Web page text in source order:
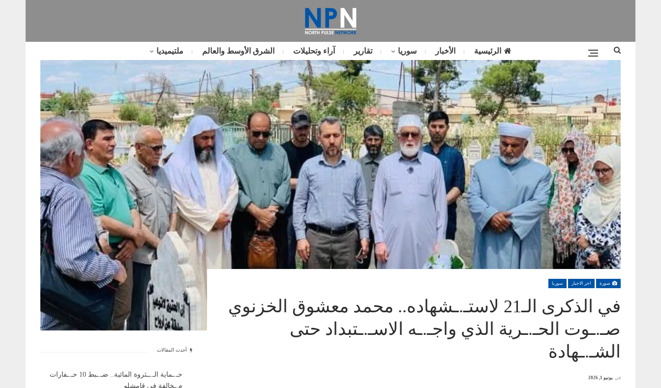
الرئيسية الأخبار سوريا تقارير آراء وتحليلات الشرق الأوسط والعالم ملتيميديا
صورة اخر الاخبار سوريا
في الذكرى الـ21 لاستـ.ـشهاده.. محمد معشوق الخزنوي
صـ.ـوت الحـ.ـرية الذي واجـ.ـه الاسـ.ـتبداد حتى
الشـ.ـهادة
في يونيو 1, 2026
أحدث المقالات
حـ.ـماية الـ.ــثروة المائية.. ضـ.ـبط 10 حـ.ـفارات
م.ـخالفة في قامشلو